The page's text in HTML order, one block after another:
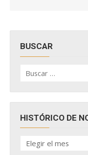
BUSCAR
por:
HISTÓRICO DE
HISTÓRICO
DE